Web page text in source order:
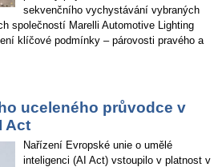
sekvenčního vychystávání vybraných
společností Marelli Automotive Lighting
klíčové podmínky – párovosti pravého a
uceleného průvodce v
Act
Nařízení Evropské unie o umělé
inteligenci (AI Act) vstoupilo v platnost v